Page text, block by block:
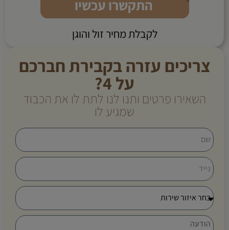
התקשרו עכשיו
לקבלת מחיר זול והוגן
צריכים עזרה בקבירת חברכם
על 4?
השאירו פרטים ותנו לנו לתת לו את הכבוד
שמגיע לו